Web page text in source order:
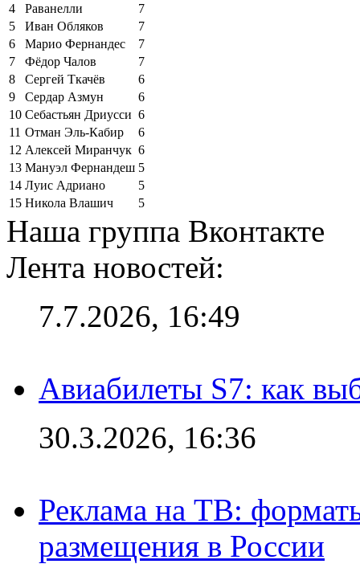
4
Раванелли
7
5
Иван Обляков
7
6
Марио Фернандес
7
7
Фёдор Чалов
7
8
Сергей Ткачёв
6
9
Сердар Азмун
6
10 Себастьян Дриусси 6
11 Отман Эль-Кабир
6
12 Алексей Миранчук 6
13 Мануэл Фернандеш 5
14 Луис Адриано
5
15 Никола Влашич 5
Наша группа Вконтакте
Лента новостей:
7.7.2026, 16:49
Авиабилеты S7: как
30.3.2026, 16:36
Реклама на ТВ:
размещения в России